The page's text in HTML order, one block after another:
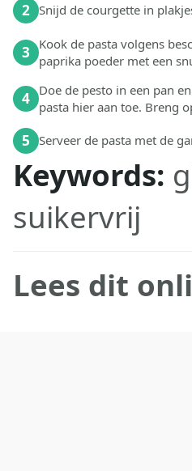
2 Snijd de courgette in
3
Kook de pasta volgens
paprika poeder met een
4 Doe de pesto in een pan
pasta hier aan toe. Breng
5 Serveer de pasta met de
Keywords:
suikervrij
Lees dit